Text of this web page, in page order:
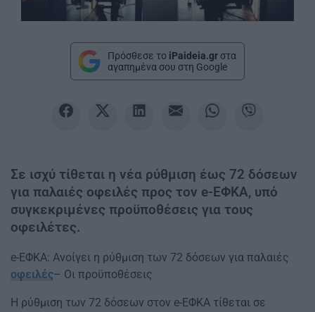
Πρόσθεσε το iPaideia.gr στα
αγαπημένα σου στη Google
Σε ισχύ τίθεται η νέα ρύθμιση έως 72 δόσεων
για παλαιές οφειλές προς τον e-ΕΦΚΑ, υπό
συγκεκριμένες προϋποθέσεις για τους
οφειλέτες.
e-ΕΦΚΑ: Ανοίγει η ρύθμιση των 72 δόσεων για παλαιές
οφειλές– Οι προϋποθέσεις
Η ρύθμιση των 72 δόσεων στον e-ΕΦΚΑ τίθεται σε